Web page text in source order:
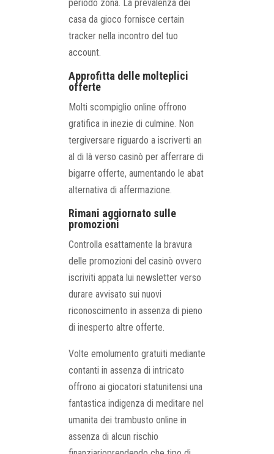
periodo zona. La prevalenza dei
casa da gioco fornisce certain
tracker nella incontro del tuo
account.
Approfitta delle molteplici
offerte
Molti scompiglio online offrono
gratifica in inezie di culmine. Non
tergiversare riguardo a iscriverti an
al di là verso casinò per afferrare di
bigarre offerte, aumentando le abat
alternativa di affermazione.
Rimani aggiornato sulle
promozioni
Controlla esattamente la bravura
delle promozioni del casinò ovvero
iscriviti appata lui newsletter verso
durare avvisato sui nuovi
riconoscimento in assenza di pieno
di inesperto altre offerte.
Volte emolumento gratuiti mediante
contanti in assenza di intricato
offrono ai giocatori statunitensi una
fantastica indigenza di meditare nel
umanita dei trambusto online in
assenza di alcun rischio